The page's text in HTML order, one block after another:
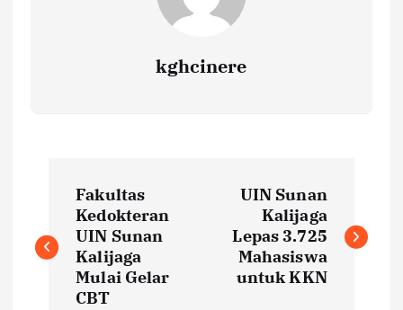
kghcinere
o
s
Fakultas
Kedokteran
UIN Sunan
Kalijaga
Mulai Gelar
CBT
UIN Sunan
Kalijaga
Lepas 3.725
Mahasiswa
untuk KKN